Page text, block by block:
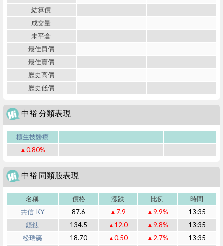
結算價
成交量
未平倉
最佳買價
最佳賣價
歷史高價
歷史低價
中裕 分類表現
櫃生技醫療
▲0.80%
中裕 同類股表現
名稱 價格 漲跌 比例
時間
共信-KY
87.6 ▲7.9 ▲9.9%
13:35
鐿鈦
134.5 ▲12.0 ▲9.8%
13:35
松瑞藥
18.70 ▲0.50 ▲2.7%
13:35